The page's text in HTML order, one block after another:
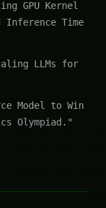
GPU Kernel
Inference Time
LLMs for
Model to Win
Olympiad."